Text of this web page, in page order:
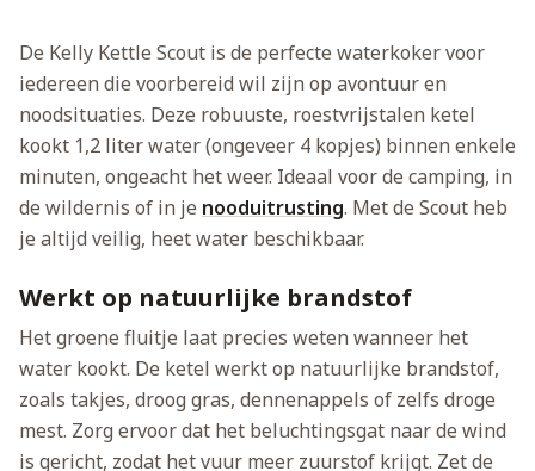
De Kelly Kettle Scout is de perfecte waterkoker voor
iedereen die voorbereid wil zijn op avontuur en
noodsituaties. Deze robuuste, roestvrijstalen ketel
kookt 1,2 liter water (ongeveer 4 kopjes) binnen enkele
minuten, ongeacht het weer. Ideaal voor de camping, in
de wildernis of in je nooduitrusting. Met de Scout heb
je altijd veilig, heet water beschikbaar.
Werkt op natuurlijke brandstof
Het groene fluitje laat precies weten wanneer het
water kookt. De ketel werkt op natuurlijke brandstof,
zoals takjes, droog gras, dennenappels of zelfs droge
mest. Zorg ervoor dat het beluchtingsgat naar de wind
is gericht, zodat het vuur meer zuurstof krijgt. Zet de